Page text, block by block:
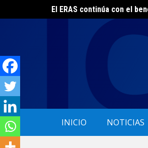
to
El ERAS continúa con el
El consumo de vino creció
INICIO NOTICIAS